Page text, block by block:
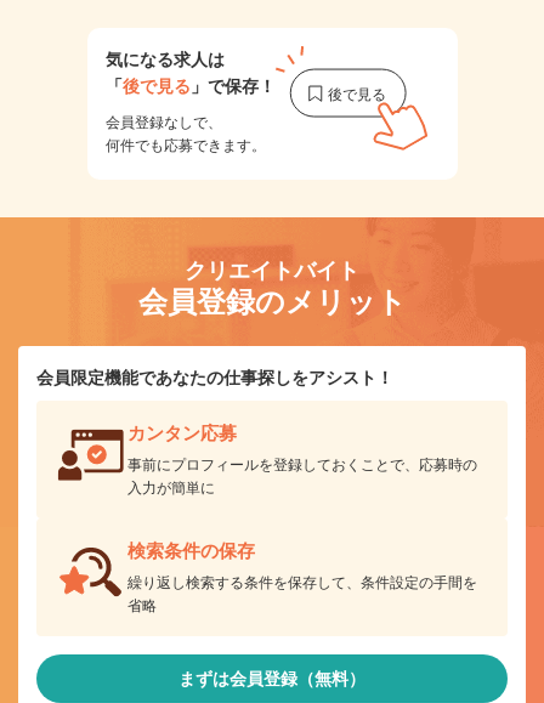
気になる求人は
「後で見る 」で保存！
会員登録なしで、
何件でも応募できます。
クリエイトバイト
会員登録のメリット
会員限定機能であなたの仕事探しをアシスト！
カンタン応募
事前にプロフィールを登録しておくことで、応募時の
入力が簡単に
検索条件の保存
繰り返し検索する条件を保存して、条件設定の手間を
省略
まずは会員登録（無料）